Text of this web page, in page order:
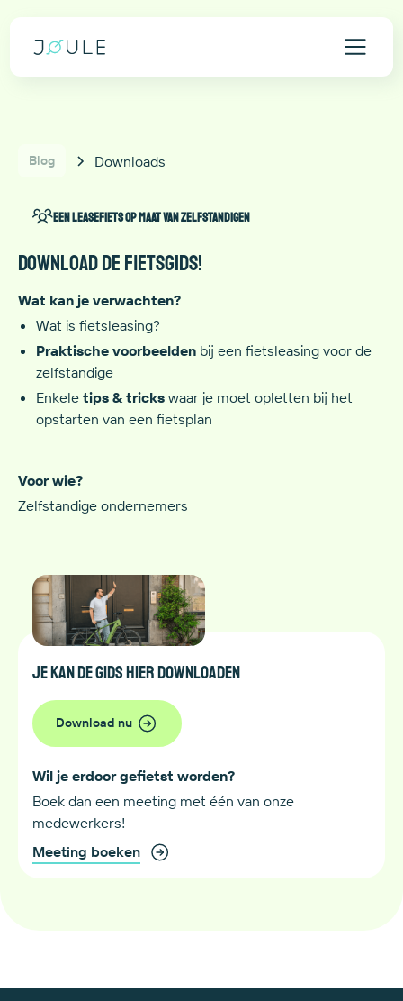
Blog Downloads
Een leasefiets op maat van zelfstandigen
Download de fietsgids!
Wat kan je verwachten?
Wat is fietsleasing?
Praktische voorbeelden bij een fietsleasing voor de
zelfstandige
Enkele tips & tricks waar je moet opletten bij het
opstarten van een fietsplan
Voor wie?
Zelfstandige ondernemers
Je kan de gids hier downloaden
Download nu
Wil je erdoor gefietst worden?
Boek dan een meeting met één van onze
medewerkers!
Meeting boeken